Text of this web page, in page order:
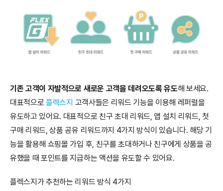
기존 고객이 자발적으로 새로운 고객을 데려오도록 유도해 보세요.
대표적으로 플렉스지 고객사들은 리워드 기능을 이용해 레퍼럴을
유도하고 있어요. 대표적으로 친구 초대 리워드, 앱 설치 리워드, 첫
구매 리워드, 상품 공유 리워드까지 4가지 방식이 있습니다. 해당 기
능을 활용해 쇼핑몰 가입 후, 친구를 초대하거나 친구에게 상품을 공
유했을 때 포인트를 지급하는 액션을 유도할 수 있어요.
플렉스지가 추천하는 리워드 방식 4가지